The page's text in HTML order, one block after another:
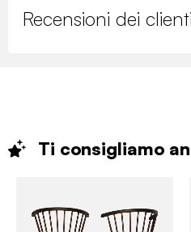
Recensioni dei clienti
Ti consigliamo